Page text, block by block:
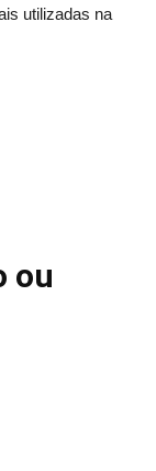
utilizadas na
ou